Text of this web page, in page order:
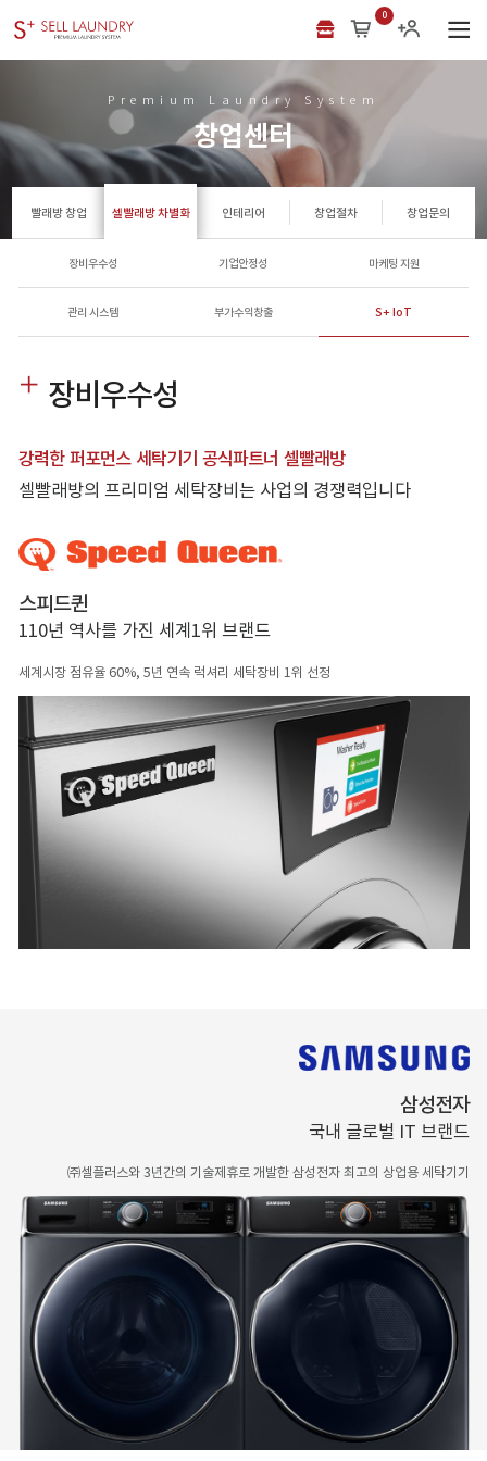
0
Premium Laundry System
창업센터
빨래방 창업 셀빨래방 차별화 인테리어 창업절차 창업문의
장비우수성 기업안정성 마케팅 지원
관리 시스템 부가수익창출 S+ IoT
장비우수성
강력한 퍼포먼스 세탁기기 공식파트너 셀빨래방
셀빨래방의 프리미엄 세탁장비는 사업의 경쟁력입니다
스피드퀸
110년 역사를 가진 세계1위 브랜드
세계시장 점유율 60%, 5년 연속 럭셔리 세탁장비 1위 선정
삼성전자
국내 글로벌 IT 브랜드
㈜셀플러스와 3년간의 기술제휴로 개발한 삼성전자 최고의 상업용 세탁기기